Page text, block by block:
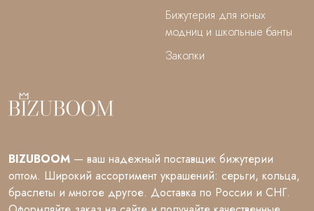
Бижутерия для юных
модниц и школьные банты
Заколки
BIZUBOOM — ваш надежный поставщик бижутерии
оптом. Широкий ассортимент украшений: серьги, кольца,
браслеты и многое другое. Доставка по России и СНГ.